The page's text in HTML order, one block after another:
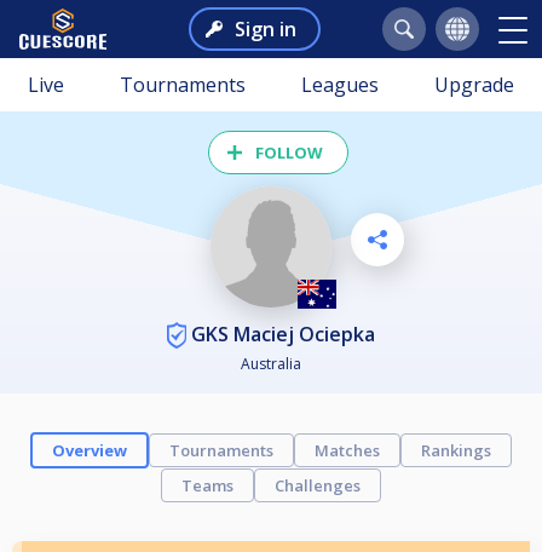
Sign in
Live Tournaments Leagues Upgrade
FOLLOW
GKS Maciej Ociepka
Australia
Overview Tournaments Matches
Rankings
Teams
Challenges